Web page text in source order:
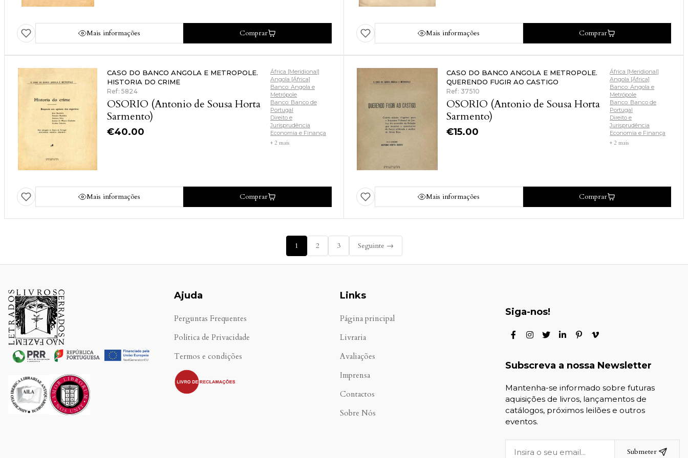
Mais informações Comprar
de) & PEREIRA (Manuel Colares)
Mais informações Comprar
CASO DO BANCO ANGOLA E METROPOLE.
HISTORIA DO CRIME
Ref: 5824
OSORIO (Antonio de Sousa Horta
Sarmento)
€40.00
África [Meridional]
Angola [África]
Banco: Angola e
Metrópole
Banco: Banco de
Portugal
Direito e
Jurisprudência
Economia e Finança
+ 2 mais
Mais informações Comprar
CASO DO BANCO ANGOLA E METROPOLE.
QUERENDO FUGIR AO CASTIGO
Ref: 37510
OSORIO (Antonio de Sousa Horta
Sarmento)
€15.00
África [Meridional]
Angola [África]
Banco: Angola e
Metrópole
Banco: Banco de
Portugal
Direito e
Jurisprudência
Economia e Finança
+ 2 mais
Mais informações Comprar
1 2 3 Seguinte →
Ajuda
Perguntas Frequentes
Política de Privacidade
Termos e condições
.
Links
Página principal
Livraria
Avaliações
Imprensa
Contactos
Sobre Nós
Siga-nos!
Subscreva a nossa Newsletter
Mantenha-se informado sobre futuras
aquisições de livros, lançamentos de
catálogos, próximos leilões e outros
eventos.
Submeter